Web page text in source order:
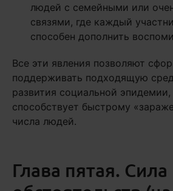
людей с семейными или
связями, где каждый
способен дополнить
Все эти явления позволяют
поддерживать подходящую
развития социальной эпидемии,
способствует быстрому
числа людей.
Глава пятая. Сила